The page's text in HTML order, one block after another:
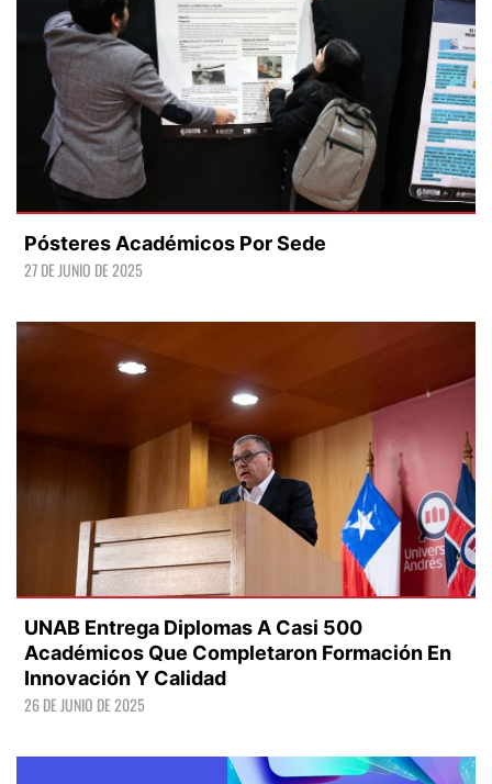
Pósteres Académicos Por Sede
27 DE JUNIO DE 2025
UNAB Entrega Diplomas A Casi 500
Académicos Que Completaron Formación En
Innovación Y Calidad
26 DE JUNIO DE 2025